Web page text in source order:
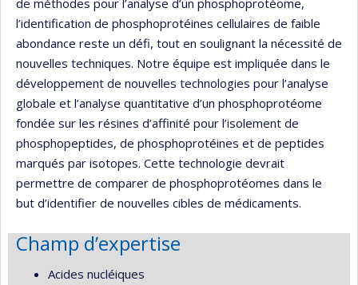
de méthodes pour l’analyse d’un phosphoprotéome,
l’identification de phosphoprotéines cellulaires de faible
abondance reste un défi, tout en soulignant la nécessité de
nouvelles techniques. Notre équipe est impliquée dans le
développement de nouvelles technologies pour l’analyse
globale et l’analyse quantitative d’un phosphoprotéome
fondée sur les résines d’affinité pour l’isolement de
phosphopeptides, de phosphoprotéines et de peptides
marqués par isotopes. Cette technologie devrait
permettre de comparer de phosphoprotéomes dans le
but d’identifier de nouvelles cibles de médicaments.
Champ d’expertise
Acides nucléiques